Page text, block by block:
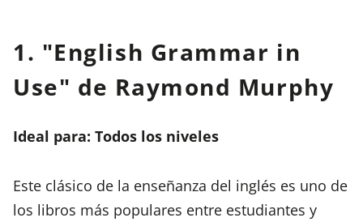
1. "English Grammar in
Use" de Raymond Murphy
Ideal para: Todos los niveles
Este clásico de la enseñanza del inglés es uno de
los libros más populares entre estudiantes y